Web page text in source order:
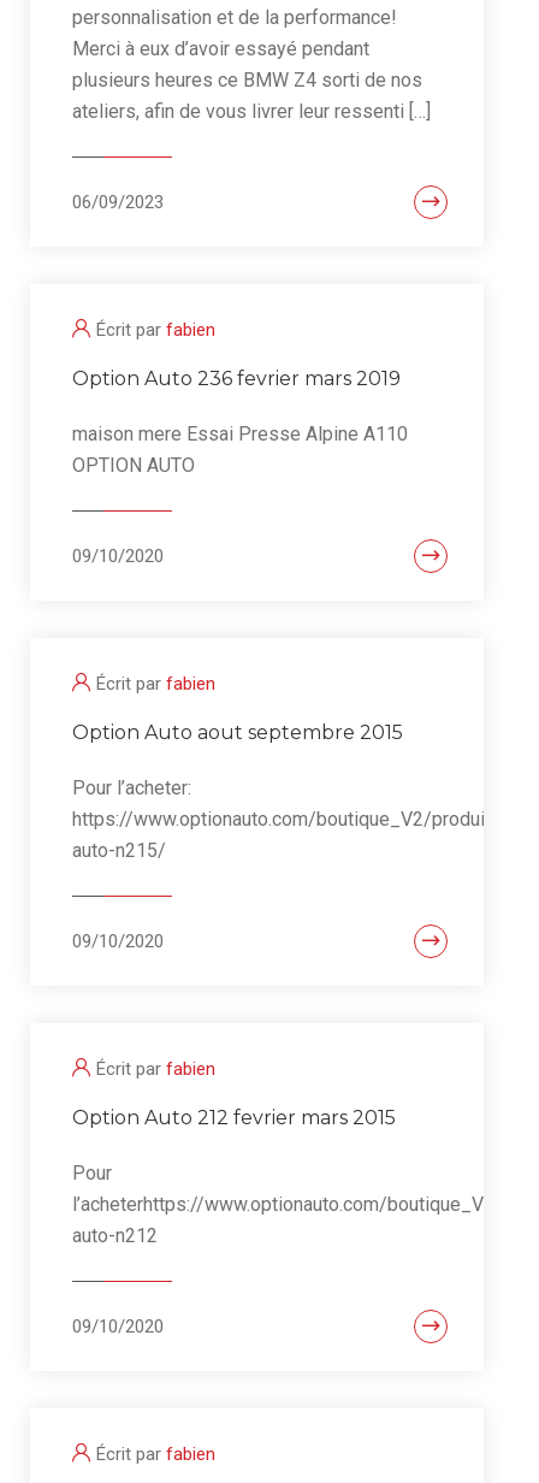
personnalisation et de la performance!
Merci à eux d’avoir essayé pendant
plusieurs heures ce BMW Z4 sorti de nos
ateliers, afin de vous livrer leur ressenti […]
06/09/2023
Écrit par fabien
Option Auto 236 fevrier mars 2019
maison mere Essai Presse Alpine A110
OPTION AUTO
09/10/2020
Écrit par fabien
Option Auto aout septembre 2015
Pour l’acheter:
https://www.optionauto.com/boutique_V2/produit/
auto-n215/
09/10/2020
Écrit par fabien
Option Auto 212 fevrier mars 2015
Pour
l’acheterhttps://www.optionauto.com/boutique_V2/
auto-n212
09/10/2020
Écrit par fabien